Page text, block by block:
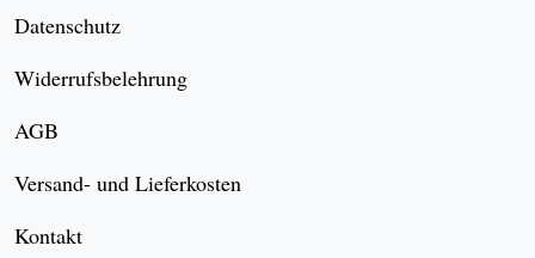
Datenschutz
Widerrufsbelehrung
AGB
Versand- und Lieferkosten
Kontakt